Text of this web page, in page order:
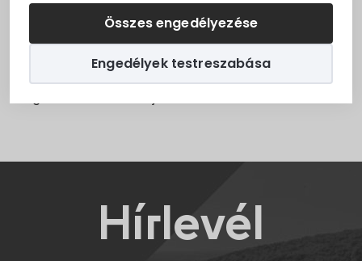
Összes engedélyezése
Engedélyek testreszabása
Turizmus
Választási információk
Választási ügyintézés
2024. évi általános
A szolgáltatáskieséssel érintett terület:
Gábor utca 31, Gyógyszertár, Posta, Oportó
Hírlevél